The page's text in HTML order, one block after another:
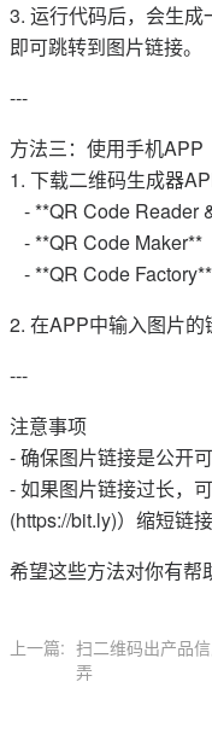
3. 运行代码后，会生
即可跳转到图片链接。
---
方法三：使用手机APP
1. 下载二维码生成器
- **QR Code Reader
- **QR Code Maker**
- **QR Code Factory**
2. 在APP中输入图片的
---
注意事项
- 确保图片链接是公开可
- 如果图片链接过长，
(https://bit.ly)）缩短链
希望这些方法对你有帮
上一篇: 扫二维码出产品
弄